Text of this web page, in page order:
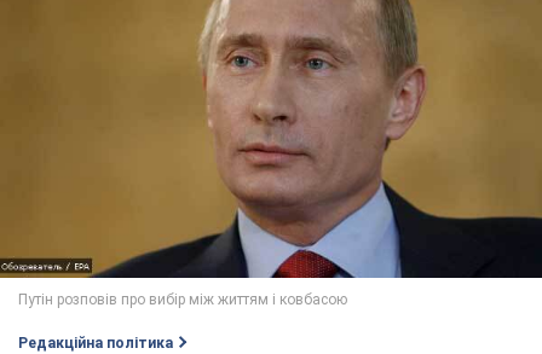
Редакційна політика